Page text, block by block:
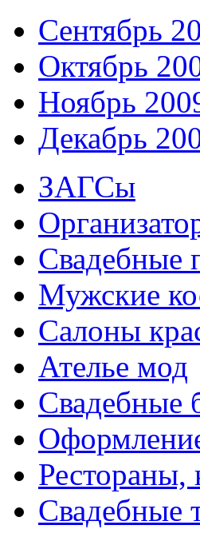
Сентябрь
Октябрь
Ноябрь
Декабрь
ЗАГСы
Свадебные
Мужские
Cалоны
Ателье мод
Свадебные
Рестораны,
Свадебные